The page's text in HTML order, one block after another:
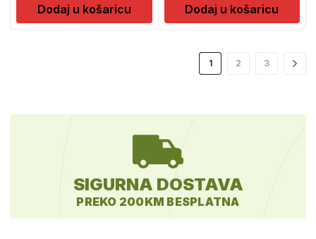
Dodaj u košaricu Dodaj u košaricu
1 2 3
SIGURNA DOSTAVA
PREKO 200KM BESPLATNA